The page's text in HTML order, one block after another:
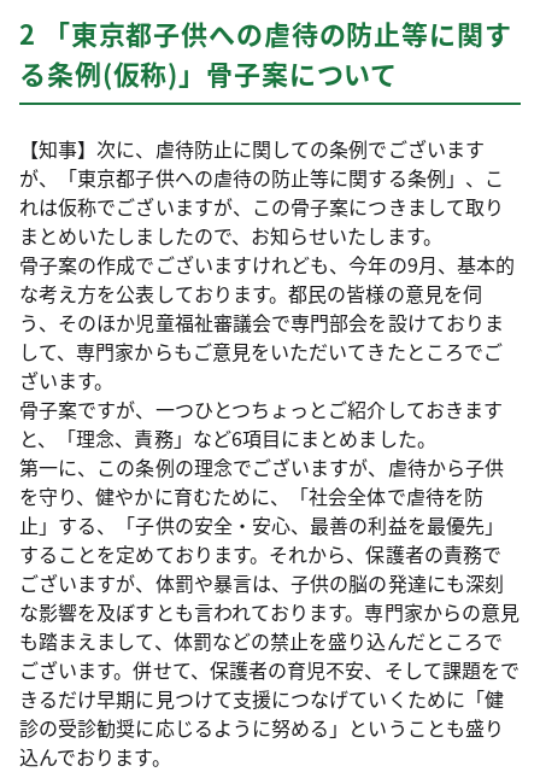
2 「東京都子供への虐待の防止等に関す
る条例(仮称)」骨子案について
【知事】次に、虐待防止に関しての条例でございます
が、「東京都子供への虐待の防止等に関する条例」、こ
れは仮称でございますが、この骨子案につきまして取り
まとめいたしましたので、お知らせいたします。
骨子案の作成でございますけれども、今年の9月、基本的
な考え方を公表しております。都民の皆様の意見を伺
う、そのほか児童福祉審議会で専門部会を設けておりま
して、専門家からもご意見をいただいてきたところでご
ざいます。
骨子案ですが、一つひとつちょっとご紹介しておきます
と、「理念、責務」など6項目にまとめました。
第一に、この条例の理念でございますが、虐待から子供
を守り、健やかに育むために、「社会全体で虐待を防
止」する、「子供の安全・安心、最善の利益を最優先」
することを定めております。それから、保護者の責務で
ございますが、体罰や暴言は、子供の脳の発達にも深刻
な影響を及ぼすとも言われております。専門家からの意見
も踏まえまして、体罰などの禁止を盛り込んだところで
ございます。併せて、保護者の育児不安、そして課題をで
きるだけ早期に見つけて支援につなげていくために「健
診の受診勧奨に応じるように努める」ということも盛り
込んでおります。